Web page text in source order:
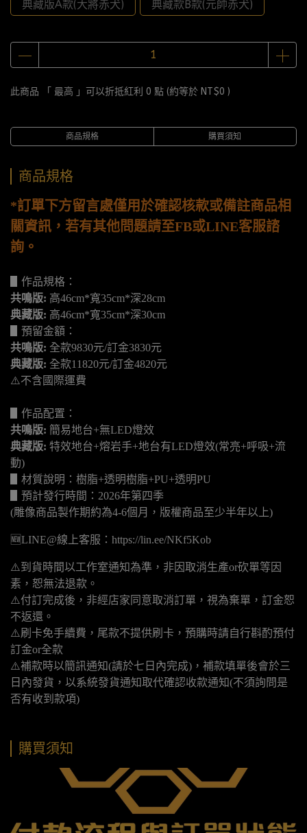
典藏版A款(大將赤犬) 典藏款B款(元帥赤犬)
此商品 「 最高 」可以折抵紅利 0 點 (約等於 NT$0 )
商品規格 購買須知
商品規格
*訂單下方留言處僅用於確認核款或備註商品相
關資訊，若有其他問題請至FB或LINE客服諮
詢。
▋作品規格：
共鳴版: 高46cm*寬35cm*深28cm
典藏版: 高46cm*寬35cm*深30cm
▋預留金額：
共鳴版: 全款9830元/訂金3830元
典藏版: 全款11820元/訂金4820元
⚠️不含國際運費
▋作品配置：
共鳴版: 簡易地台+無LED燈效
典藏版: 特效地台+熔岩手+地台有LED燈效(常亮+呼吸+流
動)
▋材質說明：樹脂+透明樹脂+PU+透明PU
▋預計發行時間：2026年第四季
(雕像商品製作期約為4-6個月，版權商品至少半年以上)
🆕LINE@線上客服：https://lin.ee/NKf5Kob
⚠️到貨時間以工作室通知為準，非因取消生產or砍單等因
素，恕無法退款。
⚠️付訂完成後，非經店家同意取消訂單，視為棄單，訂金恕
不返還。
⚠️刷卡免手續費，尾款不提供刷卡，預購時請自行斟酌預付
訂金or全款
⚠️補款時以簡訊通知(請於七日內完成)，補款填單後會於三
日內發貨，以系統發貨通知取代確認收款通知(不須詢問是
否有收到款項)
購買須知